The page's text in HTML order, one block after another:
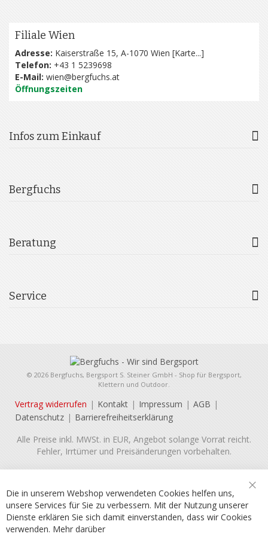
Filiale Wien
Adresse: Kaiserstraße 15, A-1070 Wien [Karte...]
Telefon: +43 1 5239698
E-Mail: wien@bergfuchs.at
Öffnungszeiten
Infos zum Einkauf
Bergfuchs
Beratung
Service
© 2026 Bergfuchs, Bergsport S. Steiner GmbH - Shop für Bergsport,
Klettern und Outdoor.
Vertrag widerrufen Kontakt Impressum
AGB
Datenschutz
Barrierefreiheitserklärung
Alle Preise inkl. MWSt. in EUR, Angebot solange Vorrat reicht.
Fehler, Irrtümer und Preisänderungen vorbehalten.
Die in unserem Webshop verwendeten Cookies helfen uns,
unsere Services für Sie zu verbessern. Mit der Nutzung unserer
Dienste erklären Sie sich damit einverstanden, dass wir Cookies
verwenden. Mehr darüber